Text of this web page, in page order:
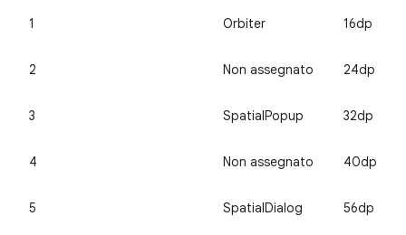
1 Orbiter 16dp
2 Non assegnato 24dp
3 SpatialPopup 32dp
4 Non assegnato 40dp
5 SpatialDialog 56dp